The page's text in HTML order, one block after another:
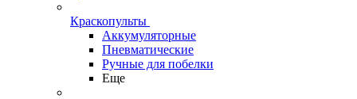
Краскопульты
Аккумуляторные
Пневматические
Ручные для побелки
Еще